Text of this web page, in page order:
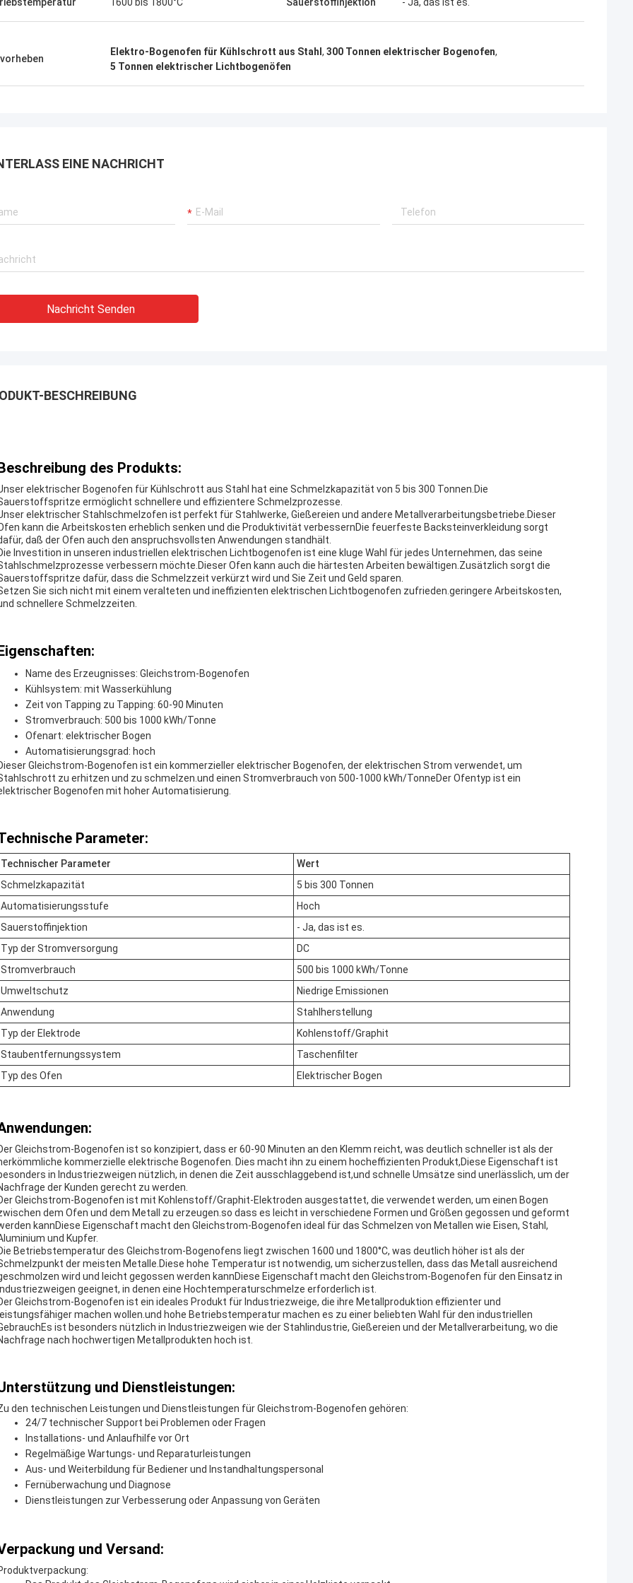
Elektro-Bogenofen für Kühlschrott aus Stahl , 300 Tonnen elektrischer Bogenofen,
5 Tonnen elektrischer Lichtbogenöfen
EINE NACHRICHT
Nachricht Senden
BESCHREIBUNG
des Produkts:
elektrischer Bogenofen für Kühlschrott aus Stahl hat eine Schmelzkapazität von 5 bis 300 Tonnen.Die
ermöglicht schnellere und effizientere Schmelzprozesse.
elektrischer Stahlschmelzofen ist perfekt für Stahlwerke, Gießereien und andere Metallverarbeitungsbetriebe.Dieser
kann die Arbeitskosten erheblich senken und die Produktivität verbessernDie feuerfeste Backsteinverkleidung sorgt
daß der Ofen auch den anspruchsvollsten Anwendungen standhält.
Investition in unseren industriellen elektrischen Lichtbogenofen ist eine kluge Wahl für jedes Unternehmen, das seine
verbessern möchte.Dieser Ofen kann auch die härtesten Arbeiten bewältigen.Zusätzlich sorgt die
dafür, dass die Schmelzzeit verkürzt wird und Sie Zeit und Geld sparen.
Sie sich nicht mit einem veralteten und ineffizienten elektrischen Lichtbogenofen zufrieden.geringere Arbeitskosten,
schnellere Schmelzzeiten.
Name des Erzeugnisses: Gleichstrom-Bogenofen
Kühlsystem: mit Wasserkühlung
Zeit von Tapping zu Tapping: 60-90 Minuten
Stromverbrauch: 500 bis 1000 kWh/Tonne
Ofenart: elektrischer Bogen
Automatisierungsgrad: hoch
Gleichstrom-Bogenofen ist ein kommerzieller elektrischer Bogenofen, der elektrischen Strom verwendet, um
zu erhitzen und zu schmelzen.und einen Stromverbrauch von 500-1000 kWh/TonneDer Ofentyp ist ein
Bogenofen mit hoher Automatisierung.
Parameter:
Technischer Parameter
Wert
Schmelzkapazität
5 bis 300 Tonnen
Automatisierungsstufe
Hoch
Sauerstoffinjektion
- Ja, das ist es.
Typ der Stromversorgung
DC
Stromverbrauch
500 bis 1000 kWh/Tonne
Umweltschutz
Niedrige Emissionen
Anwendung
Stahlherstellung
Typ der Elektrode
Kohlenstoff/Graphit
Staubentfernungssystem
Taschenfilter
Typ des Ofen
Elektrischer Bogen
Gleichstrom-Bogenofen ist so konzipiert, dass er 60-90 Minuten an den Klemm reicht, was deutlich schneller ist als der
kommerzielle elektrische Bogenofen. Dies macht ihn zu einem hocheffizienten Produkt,Diese Eigenschaft ist
in Industriezweigen nützlich, in denen die Zeit ausschlaggebend ist,und schnelle Umsätze sind unerlässlich, um der
der Kunden gerecht zu werden.
Gleichstrom-Bogenofen ist mit Kohlenstoff/Graphit-Elektroden ausgestattet, die verwendet werden, um einen Bogen
dem Ofen und dem Metall zu erzeugen.so dass es leicht in verschiedene Formen und Größen gegossen und geformt
kannDiese Eigenschaft macht den Gleichstrom-Bogenofen ideal für das Schmelzen von Metallen wie Eisen, Stahl,
und Kupfer.
Betriebstemperatur des Gleichstrom-Bogenofens liegt zwischen 1600 und 1800°C, was deutlich höher ist als der
der meisten Metalle.Diese hohe Temperatur ist notwendig, um sicherzustellen, dass das Metall ausreichend
wird und leicht gegossen werden kannDiese Eigenschaft macht den Gleichstrom-Bogenofen für den Einsatz in
geeignet, in denen eine Hochtemperaturschmelze erforderlich ist.
Gleichstrom-Bogenofen ist ein ideales Produkt für Industriezweige, die ihre Metallproduktion effizienter und
machen wollen.und hohe Betriebstemperatur machen es zu einer beliebten Wahl für den industriellen
ist besonders nützlich in Industriezweigen wie der Stahlindustrie, Gießereien und der Metallverarbeitung, wo die
nach hochwertigen Metallprodukten hoch ist.
und Dienstleistungen:
den technischen Leistungen und Dienstleistungen für Gleichstrom-Bogenofen gehören:
24/7 technischer Support bei Problemen oder Fragen
Installations- und Anlaufhilfe vor Ort
Regelmäßige Wartungs- und Reparaturleistungen
Aus- und Weiterbildung für Bediener und Instandhaltungspersonal
Fernüberwachung und Diagnose
Dienstleistungen zur Verbesserung oder Anpassung von Geräten
und Versand: